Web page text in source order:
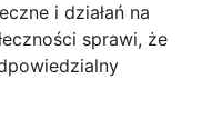
i działań na
sprawi, że